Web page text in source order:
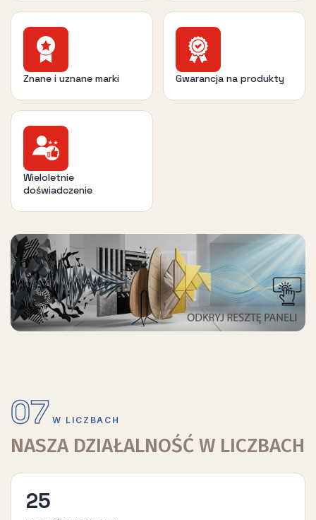
Znane i uznane marki Gwarancja na produkty
Wieloletnie
doświadczenie
07 W LICZBACH
NASZA DZIAŁALNOŚĆ W LICZBACH
25